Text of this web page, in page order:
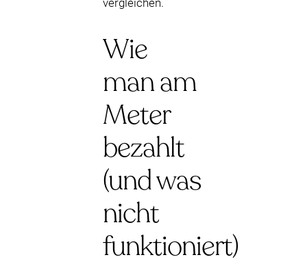
vergleichen.
Wie
man am
Meter
bezahlt
(und was
nicht
funktioniert)